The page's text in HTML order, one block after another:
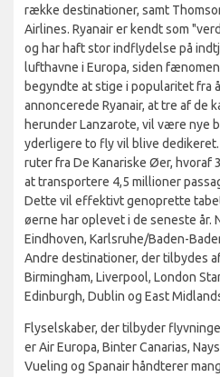
række destinationer, samt
Airlines. Ryanair er kendt som
og har haft stor indflydelse på
lufthavne i Europa, siden
begyndte at stige i popularitet fra
annoncerede Ryanair, at tre af de
herunder Lanzarote, vil være nye
yderligere to fly vil blive
ruter fra De Kanariske Øer, hvoraf
at transportere 4,5 millioner
Dette vil effektivt genoprette
øerne har oplevet i de seneste år.
Eindhoven, Karlsruhe/Baden-
Andre destinationer, der tilbydes
Birmingham, Liverpool, London
Edinburgh, Dublin og East
Flyselskaber, der tilbyder
er Air Europa, Binter Canarias,
Vueling og Spanair håndterer